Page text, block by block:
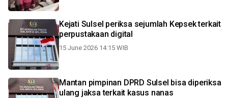
Kejati Sulsel periksa sejumlah Kepsek terkait
perpustakaan digital
15 June 2026 14:15 WIB
Mantan pimpinan DPRD Sulsel bisa diperiksa
ulang jaksa terkait kasus nanas